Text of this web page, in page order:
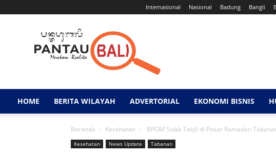
Internasional Nasional Badung Bangli
Pantau
Bali
HOME BERITA WILAYAH ADVERTORIAL EKONOMI BISNIS
Beranda Kesehatan BPOM Sidak Takjil di Pasar Ramadan
Kesehatan News Update Tabanan